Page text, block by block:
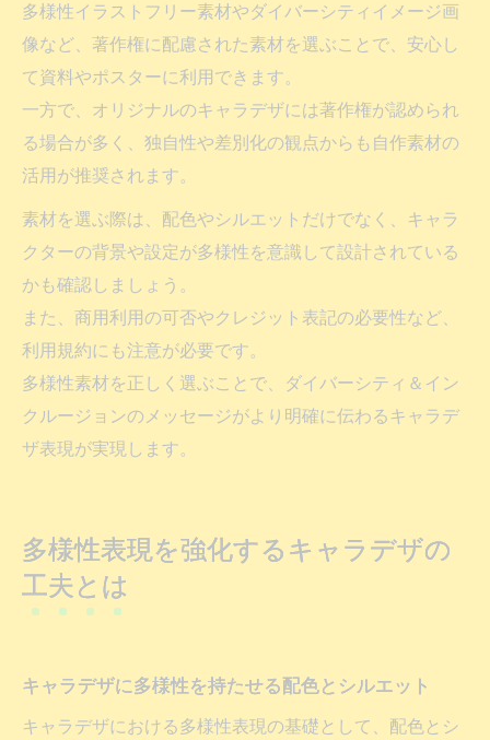
多様性イラストフリー素材やダイバーシティイメージ画
像など、著作権に配慮された素材を選ぶことで、安心し
て資料やポスターに利用できます。
一方で、オリジナルのキャラデザには著作権が認められ
る場合が多く、独自性や差別化の観点からも自作素材の
活用が推奨されます。
素材を選ぶ際は、配色やシルエットだけでなく、キャラ
クターの背景や設定が多様性を意識して設計されている
かも確認しましょう。
また、商用利用の可否やクレジット表記の必要性など、
利用規約にも注意が必要です。
多様性素材を正しく選ぶことで、ダイバーシティ＆イン
クルージョンのメッセージがより明確に伝わるキャラデ
ザ表現が実現します。
多様性表現を強化するキャラデザの
工夫とは
キャラデザに多様性を持たせる配色とシルエット
キャラデザにおける多様性表現の基礎として、配色とシ